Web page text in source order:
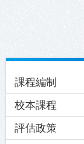
navigation
課程編制
校本課程
評估政策